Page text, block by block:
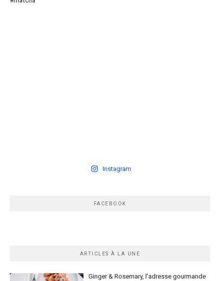
Instagram
FACEBOOK
ARTICLES À LA UNE
Ginger & Rosemary, l’adresse gourmande